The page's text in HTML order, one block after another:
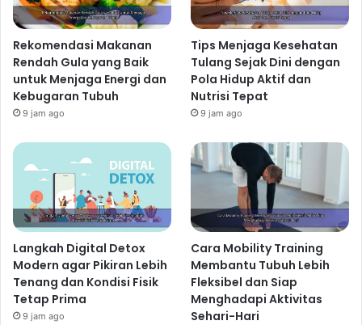
Rekomendasi Makanan
Rendah Gula yang Baik
untuk Menjaga Energi dan
Kebugaran Tubuh
9 jam ago
Tips Menjaga Kesehatan
Tulang Sejak Dini dengan
Pola Hidup Aktif dan
Nutrisi Tepat
9 jam ago
Langkah Digital Detox
Modern agar Pikiran Lebih
Tenang dan Kondisi Fisik
Tetap Prima
9 jam ago
Cara Mobility Training
Membantu Tubuh Lebih
Fleksibel dan Siap
Menghadapi Aktivitas
Sehari-Hari